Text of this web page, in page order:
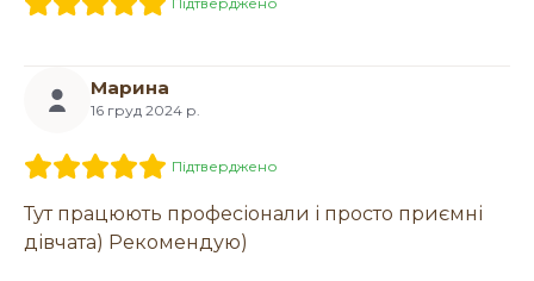
Марина
16 груд 2024 р.
Підтверджено
Тут працюють професіонали і просто приємні
дівчата) Рекомендую)